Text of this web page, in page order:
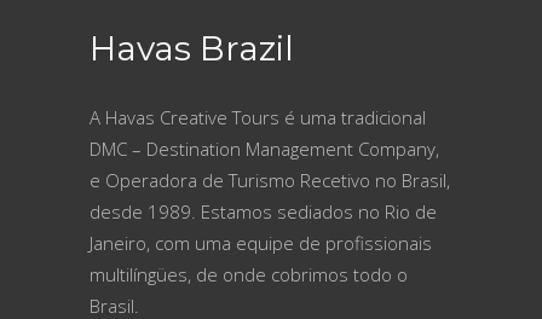
Havas Brazil
A Havas Creative Tours é uma tradicional
DMC – Destination Management Company,
e Operadora de Turismo Recetivo no Brasil,
desde 1989. Estamos sediados no Rio de
Janeiro, com uma equipe de profissionais
multilíngües, de onde cobrimos todo o
Brasil.